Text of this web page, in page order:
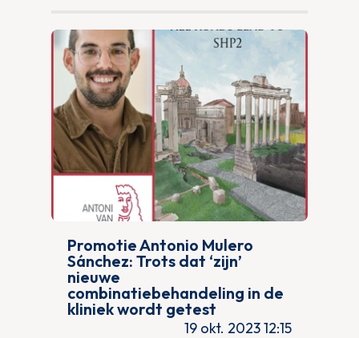
Promotie Antonio Mulero
Sánchez: Trots dat ‘zijn’
nieuwe
combinatiebehandeling in de
kliniek wordt getest
19 okt. 2023 12:15